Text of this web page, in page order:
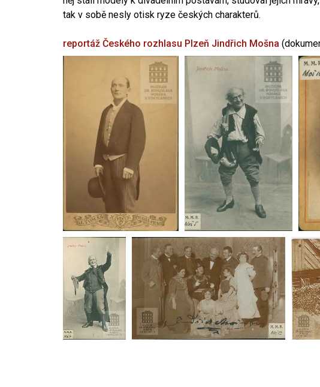
tak v sobě nesly otisk ryze českých charakterů.
reportáž Českého rozhlasu Plzeň Jindřich Mošna